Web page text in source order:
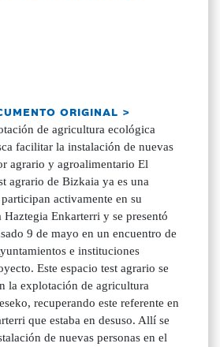
ORIGINAL >
de agricultura ecológica
facilitar la instalación de nuevas
agrario y agroalimentario El
agrario de Bizkaia ya es una
activamente en su
Haztegia Enkarterri y se presentó
9 de mayo en un encuentro de
e instituciones
Este espacio test agrario se
la explotación de agricultura
recuperando este referente en
que estaba en desuso. Allí se
de nuevas personas en el